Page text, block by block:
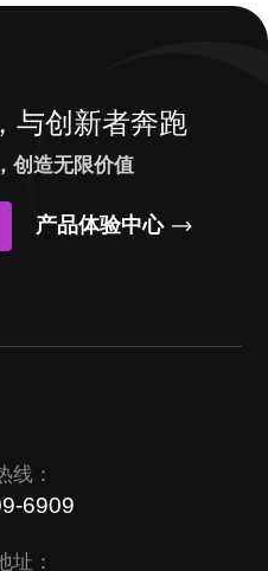
与创新者奔跑
创造无限价值
产品体验中心
线：
6909
址：